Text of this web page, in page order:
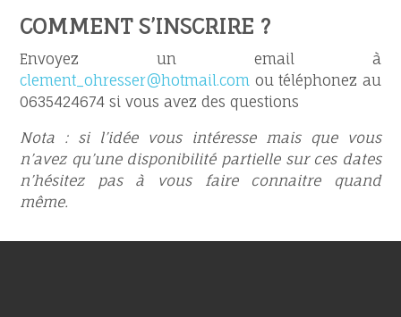
COMMENT S’INSCRIRE ?
Envoyez un email à
clement_ohresser@hotmail.com ou téléphonez au
0635424674 si vous avez des questions
Nota : si l’idée vous intéresse mais que vous
n’avez qu’une disponibilité partielle sur ces dates
n’hésitez pas à vous faire connaitre quand
même.